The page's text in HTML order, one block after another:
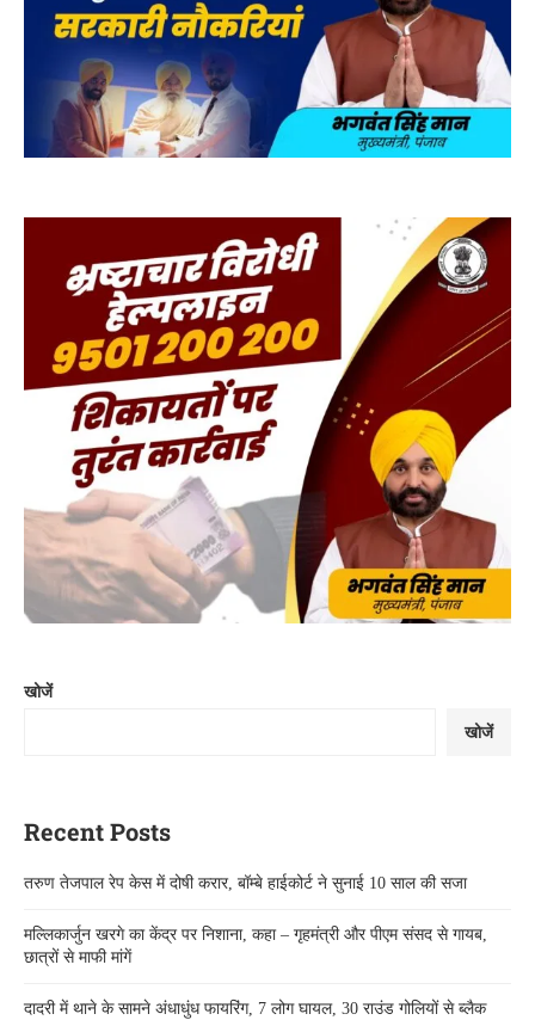
खोजें
खोजें
Recent Posts
तरुण तेजपाल रेप केस में दोषी करार, बॉम्बे हाईकोर्ट ने सुनाई 10 साल की सजा
मल्लिकार्जुन खरगे का केंद्र पर निशाना, कहा – गृहमंत्री और पीएम संसद से गायब,
छात्रों से माफी मांगें
दादरी में थाने के सामने अंधाधुंध फायरिंग, 7 लोग घायल, 30 राउंड गोलियों से ब्लैक